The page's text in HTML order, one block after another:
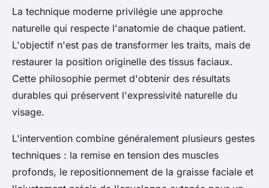
La technique moderne privilégie une approche
naturelle qui respecte l'anatomie de chaque patient.
L'objectif n'est pas de transformer les traits, mais de
restaurer la position originelle des tissus faciaux.
Cette philosophie permet d'obtenir des résultats
durables qui préservent l'expressivité naturelle du
visage.
L'intervention combine généralement plusieurs gestes
techniques : la remise en tension des muscles
profonds, le repositionnement de la graisse faciale et